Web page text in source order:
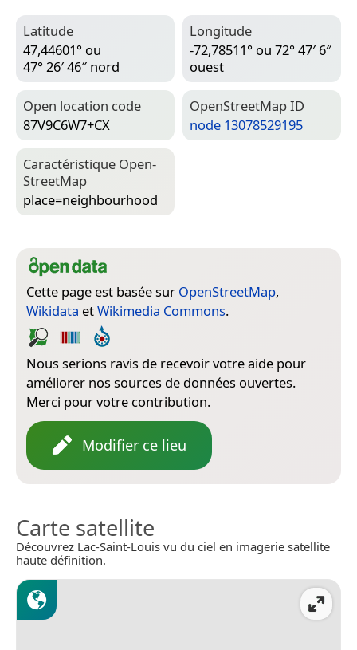
Latitude
47,44601° ou
47° 26′ 46″ nord
Longitude
-72,78511° ou 72° 47′ 6″
ouest
Open location code
87V9C6W7+CX
Open­Street­Map ID
node 13078529195
Caractéristique Open­
Street­Map
place=­neighbourhood
Cette page est basée sur OpenStreetMap,
Wikidata etWikimedia Commons.
Nous serions ravis de recevoir votre aide pour
améliorer nos sources de données ouvertes.
Merci pour votre contribution.
Modifier ce lieu
Carte satellite
Découvrez Lac-Saint-Louis vu du ciel en imagerie satellite
haute définition.